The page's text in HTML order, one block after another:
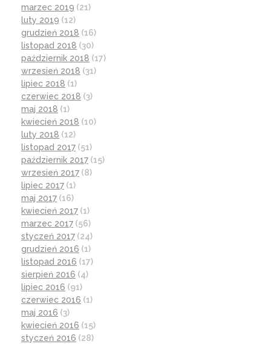
marzec 2019 (21)
luty 2019 (12)
grudzień 2018 (16)
listopad 2018 (30)
październik 2018 (17)
wrzesień 2018 (31)
lipiec 2018 (1)
czerwiec 2018 (3)
maj 2018 (1)
kwiecień 2018 (10)
luty 2018 (12)
listopad 2017 (51)
październik 2017 (15)
wrzesień 2017 (8)
lipiec 2017 (1)
maj 2017 (16)
kwiecień 2017 (1)
marzec 2017 (56)
styczeń 2017 (24)
grudzień 2016 (1)
listopad 2016 (17)
sierpień 2016 (4)
lipiec 2016 (91)
czerwiec 2016 (1)
maj 2016 (3)
kwiecień 2016 (15)
styczeń 2016 (28)